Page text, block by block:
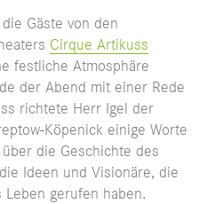
Gäste von den
Cirque Artikuss
festliche Atmosphäre
der Abend mit einer Rede
richtete Herr Igel der
Köpenick einige Worte
die Geschichte des
Ideen und Visionäre, die
gerufen haben.